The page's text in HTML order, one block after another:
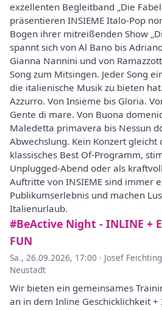
exzellenten Begleitband „Die
präsentieren INSIEME Italo-Pop
Bogen ihrer mitreißenden Show
spannt sich von Al Bano bis
Gianna Nannini und von
Song zum Mitsingen. Jeder Song
die italienische Musik zu bieten
Azzurro. Von Insieme bis Gloria.
Gente di mare. Von Buona
Maledetta primavera bis Nessun
Abwechslung. Kein Konzert gleicht
klassisches Best Of-Programm,
Unplugged-Abend oder als
Auftritte von INSIEME sind immer
Publikumserlebnis und machen
Italienurlaub.
#BeActive Night - INLINE +
FUN
Sa., 26.09.2026, 17:00 · Josef
Neustadt
Wir bieten ein gemeinsames
an in dem Inline Geschicklichkeit